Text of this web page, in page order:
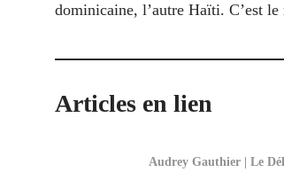
dominicaine, l’autre Haïti. C’est
Articles en lien
Audrey Gauthier | Le